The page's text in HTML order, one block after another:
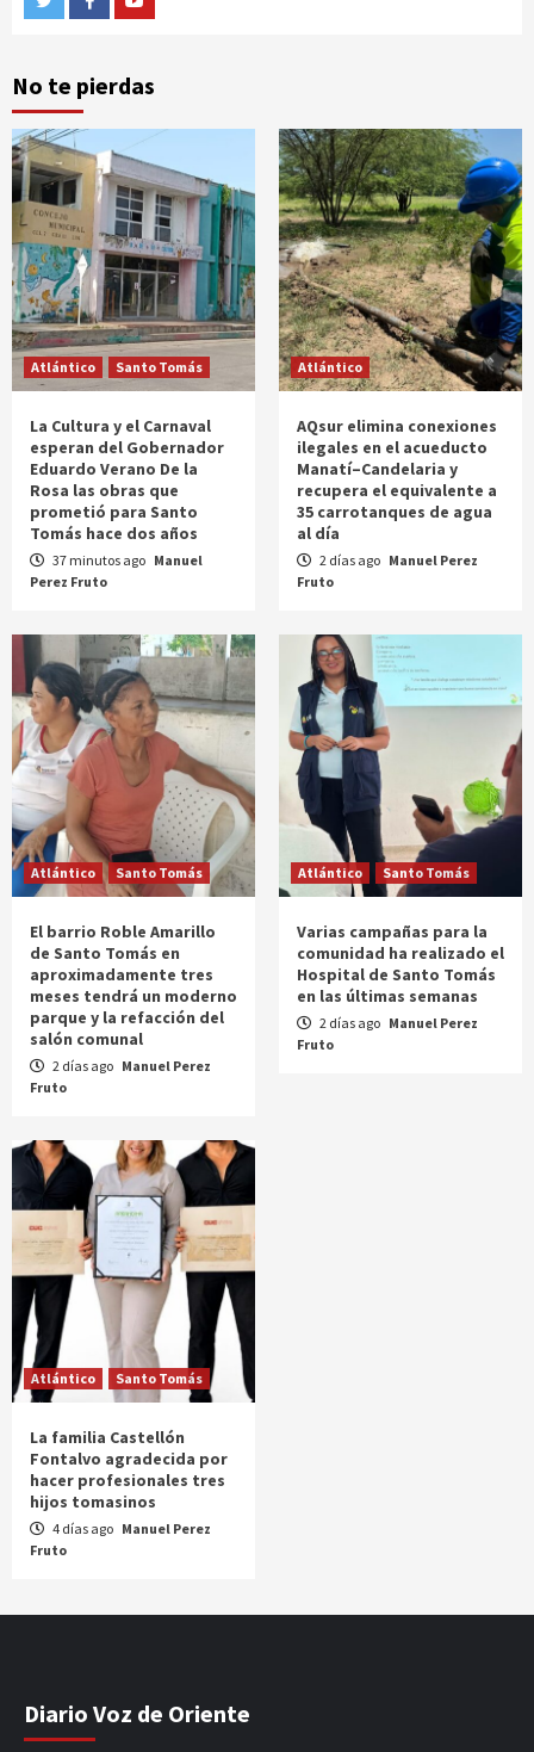
No te pierdas
Atlántico Santo Tomás
La Cultura y el Carnaval
esperan del Gobernador
Eduardo Verano De la
Rosa las obras que
prometió para Santo
Tomás hace dos años
37 minutos ago Manuel
Perez Fruto
Atlántico
AQsur elimina conexiones
ilegales en el acueducto
Manatí–Candelaria y
recupera el equivalente a
35 carrotanques de agua
al día
2 días ago Manuel Perez
Fruto
Atlántico Santo Tomás
El barrio Roble Amarillo
de Santo Tomás en
aproximadamente tres
meses tendrá un moderno
parque y la refacción del
salón comunal
2 días ago Manuel Perez
Fruto
Atlántico Santo Tomás
Varias campañas para la
comunidad ha realizado el
Hospital de Santo Tomás
en las últimas semanas
2 días ago Manuel Perez
Fruto
Atlántico Santo Tomás
La familia Castellón
Fontalvo agradecida por
hacer profesionales tres
hijos tomasinos
4 días ago Manuel Perez
Fruto
Diario Voz de Oriente